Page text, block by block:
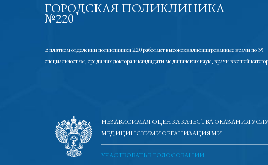
ГОРОДСКАЯ ПОЛИКЛИНИКА
№220
В платном отделении поликлиники 220 работают высококвалифицированные врачи по 35
специальностям, среди них доктора и кандидаты медицинских наук, врачи высшей
НЕЗАВИСИМАЯ ОЦЕНКА КАЧЕСТВА ОКАЗАНИЯ
МЕДИЦИНСКИМИ ОРГАНИЗАЦИЯМИ
УЧАСТВОВАТЬ В ГОЛОСОВАНИИ